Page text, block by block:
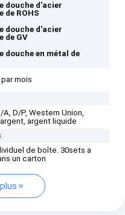
douche d'acier
de ROHS
douche d'acier
de GV
douche en métal de
mois
A, D/P, Western Union,
argent liquide
de boîte. 30sets a
un carton